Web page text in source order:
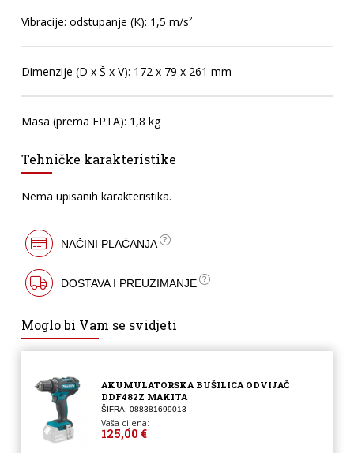
Vibracije: odstupanje (K): 1,5 m/s²
Dimenzije (D x Š x V): 172 x 79 x 261 mm
Masa (prema EPTA): 1,8 kg
Tehničke karakteristike
Nema upisanih karakteristika.
NAČINI PLAĆANJA
DOSTAVA I PREUZIMANJE
Moglo bi Vam se svidjeti
AKUMULATORSKA BUŠILICA ODVIJAČ
DDF482Z MAKITA
ŠIFRA: 088381699013
Vaša cijena:
125,00 €